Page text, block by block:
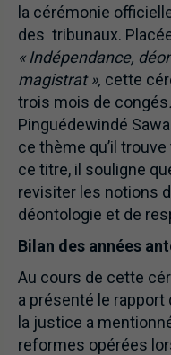
la cérémonie
des tribunaux.
« Indépendance,
magistrat », cette
trois mois de congés.
Pinguédewindé
ce thème qu’il
ce titre, il souligne
revisiter les notions
déontologie et de
Bilan des années
Au cours de cette
a présenté le
la justice a
reformes opérées